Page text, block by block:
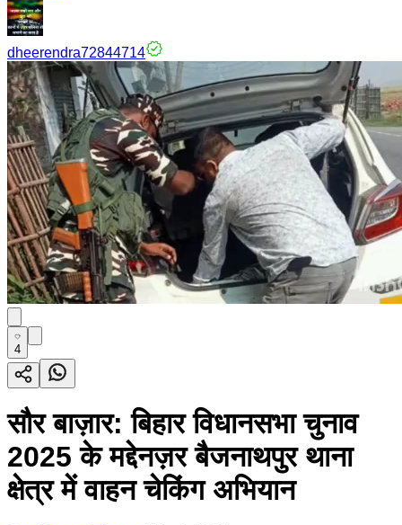
dheerendra72844714
4
सौर बाज़ार: बिहार विधानसभा चुनाव
2025 के मद्देनज़र बैजनाथपुर थाना
क्षेत्र में वाहन चेकिंग अभियान